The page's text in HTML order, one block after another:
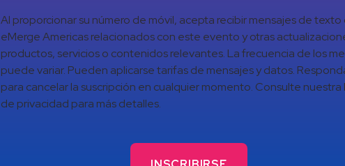
Al proporcionar su número de móvil, acepta recibir mensajes de texto
eMerge Americas relacionados con este evento y otras
productos, servicios o contenidos relevantes. La frecuencia de los
puede variar. Pueden aplicarse tarifas de mensajes y datos.
para cancelar la suscripción en cualquier momento. Consulte nuestra
de privacidad para más detalles.